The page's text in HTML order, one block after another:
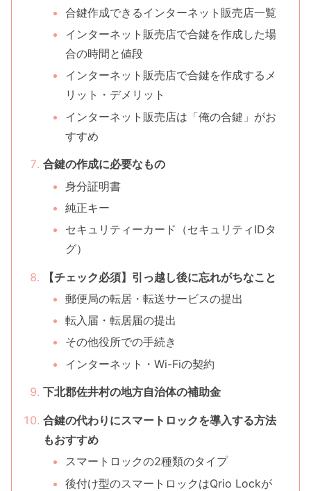
合鍵作成できるインターネット販売店一覧
インターネット販売店で合鍵を作成した場
合の時間と値段
インターネット販売店で合鍵を作成するメ
リット・デメリット
インターネット販売店は「俺の合鍵」がお
すすめ
合鍵の作成に必要なもの
身分証明書
純正キー
セキュリティーカード（セキュリティIDタ
グ）
【チェック必須】引っ越し後に忘れがちなこと
郵便局の転居・転送サービスの提出
転入届・転居届の提出
その他役所での手続き
インターネット・Wi-Fiの契約
下北郡佐井村の地方自治体の補助金
合鍵の代わりにスマートロックを導入する方法
もおすすめ
スマートロックの2種類のタイプ
後付け型のスマートロックはQrio Lockが